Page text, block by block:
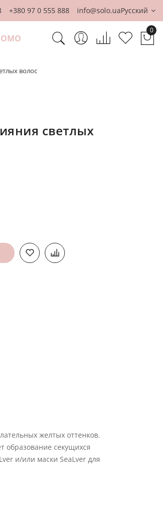
+380 97 0 555 888 info@solo.uaРусский
0
волос
светлых
желтых оттенков.
образование секущихся
и/или маски SeaLver для